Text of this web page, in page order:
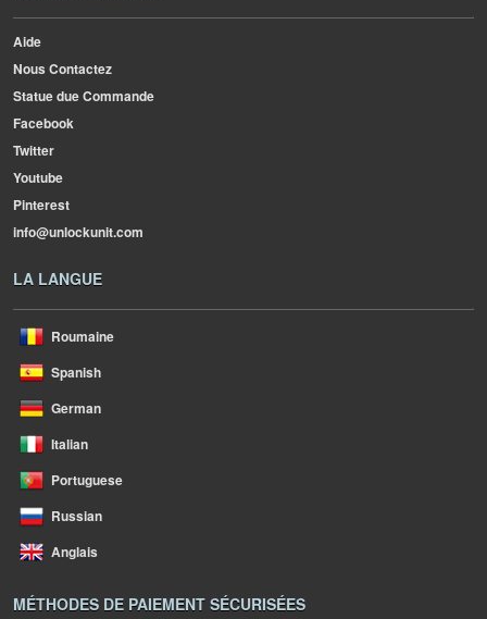
Aide
Nous Contactez
Statue due Commande
Facebook
Twitter
Youtube
Pinterest
info@unlockunit.com
LA LANGUE
Roumaine
Spanish
German
Italian
Portuguese
Russian
Anglais
MÉTHODES DE PAIEMENT SÉCURISÉES